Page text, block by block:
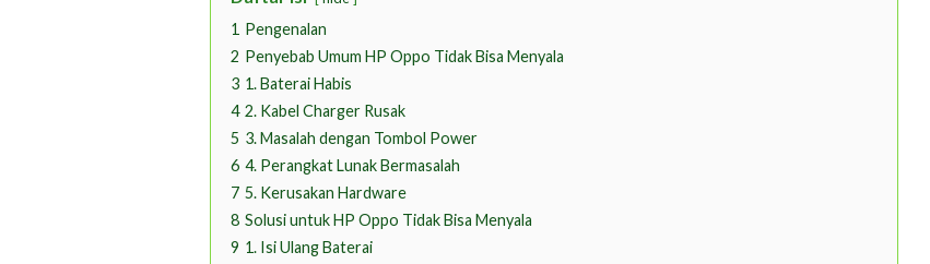
1 Pengenalan
2 Penyebab Umum HP Oppo Tidak Bisa Menyala
3 1. Baterai Habis
4 2. Kabel Charger Rusak
5 3. Masalah dengan Tombol Power
6 4. Perangkat Lunak Bermasalah
7 5. Kerusakan Hardware
8 Solusi untuk HP Oppo Tidak Bisa Menyala
9 1. Isi Ulang Baterai